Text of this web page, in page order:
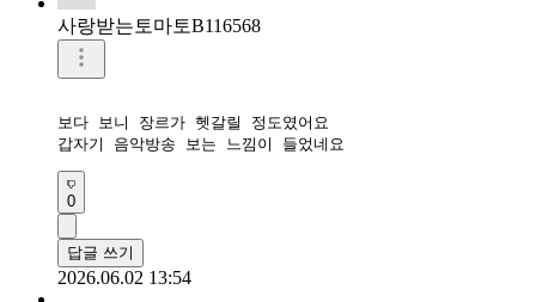
사랑받는토마토B116568
보다 보니 장르가 헷갈릴 정도였어요
갑자기 음악방송 보는 느낌이 들었네요
0
답글 쓰기
2026.06.02 13:54